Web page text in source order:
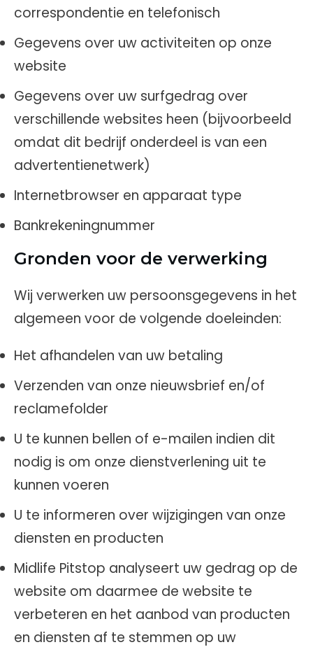
correspondentie en telefonisch
Gegevens over uw activiteiten op onze
website
Gegevens over uw surfgedrag over
verschillende websites heen (bijvoorbeeld
omdat dit bedrijf onderdeel is van een
advertentienetwerk)
Internetbrowser en apparaat type
Bankrekeningnummer
Gronden voor de verwerking
Wij verwerken uw persoonsgegevens in het
algemeen voor de volgende doeleinden:
Het afhandelen van uw betaling
Verzenden van onze nieuwsbrief en/of
reclamefolder
U te kunnen bellen of e-mailen indien dit
nodig is om onze dienstverlening uit te
kunnen voeren
U te informeren over wijzigingen van onze
diensten en producten
Midlife Pitstop analyseert uw gedrag op de
website om daarmee de website te
verbeteren en het aanbod van producten
en diensten af te stemmen op uw